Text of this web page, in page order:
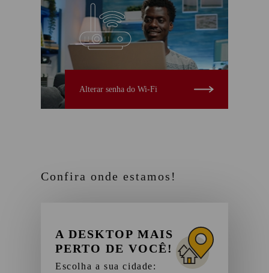
Alterar senha do Wi-Fi
Confira onde estamos!
A DESKTOP MAIS
PERTO DE VOCÊ!
Escolha a sua cidade: